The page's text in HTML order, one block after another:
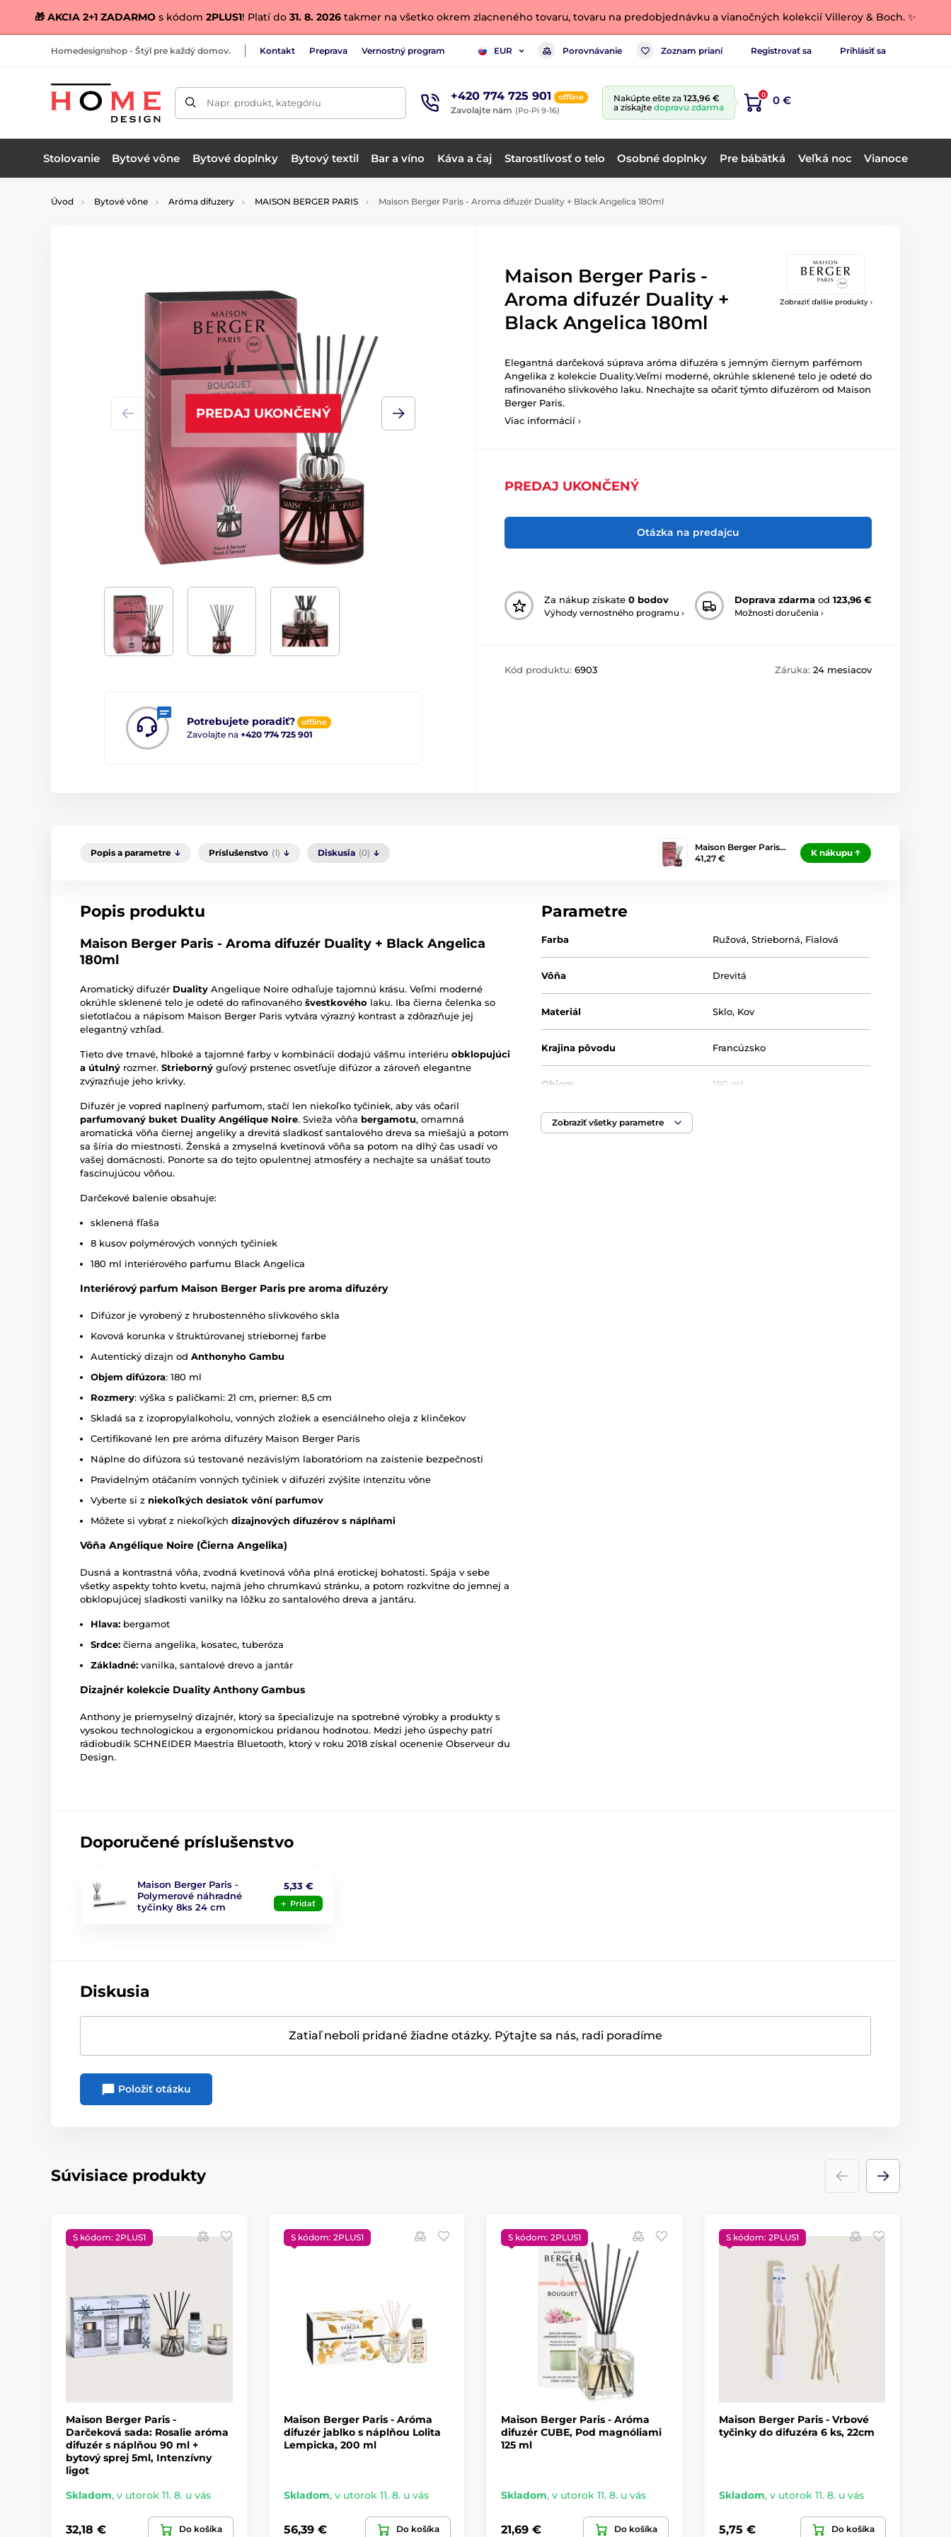
🎁 AKCIA 2+1 ZADARMO s kódom 2PLUS1! Platí do 31. 8. 2026 takmer na všetko okrem zlacneného tovaru, tovaru na predobjednávku a vianočných kolekcií Villeroy & Boch. ✨
Homedesignshop - Štýl pre každý domov. Kontakt Preprava Vernostný program EUR Porovnávanie Zoznam prianí Registrovať sa Prihlásiť sa
Napr. produkt, kategóriu +420 774 725 901 offline
Zavolajte nám (Po-Pi 9-16)
Nakúpte ešte za 123,96 €
a získajte dopravu zdarma
0 0 €
Stolovanie Bytové vône Bytové doplnky Bytový textil Bar a víno Káva a čaj Starostlivosť o telo Osobné doplnky Pre bábätká Veľká noc Vianoce
Úvod Bytové vône Aróma difuzery MAISON BERGER PARIS Maison Berger Paris - Aroma difuzér Duality + Black Angelica 180ml
Zobraziť ďalšie produkty ›
PREDAJ UKONČENÝ
Potrebujete poradiť? offline
Zavolajte na +420 774 725 901
Maison Berger Paris -
Aroma difuzér Duality +
Black Angelica 180ml
Elegantná darčeková súprava aróma difuzéra s jemným čiernym parfémom
Angelika z kolekcie Duality.Veľmi moderné, okrúhle sklenené telo je odeté do
rafinovaného slivkového laku. Nnechajte sa očariť týmto difuzérom od Maison
Berger Paris.
Viac informácií ›
PREDAJ UKONČENÝ
Otázka na predajcu
Za nákup získate 0 bodov
Výhody vernostného programu ›
Doprava zdarma od 123,96 €
Možnosti doručenia ›
Kód produktu: 6903 Záruka: 24 mesiacov
Popis a parametre Príslušenstvo (1) Diskusia (0)
Maison Berger Paris…
41,27 €
K nákupu
Popis produktu
Maison Berger Paris - Aroma difuzér Duality + Black Angelica
180ml
Aromatický difuzér Duality Angelique Noire odhaľuje tajomnú krásu. Veľmi moderné
okrúhle sklenené telo je odeté do rafinovaného švestkového laku. Iba čierna čelenka so
sieťotlačou a nápisom Maison Berger Paris vytvára výrazný kontrast a zdôrazňuje jej
elegantný vzhľad.
Tieto dve tmavé, hlboké a tajomné farby v kombinácii dodajú vášmu interiéru obklopujúci
a útulný rozmer. Strieborný guľový prstenec osvetľuje difúzor a zároveň elegantne
zvýrazňuje jeho krivky.
Difuzér je vopred naplnený parfumom, stačí len niekoľko tyčiniek, aby vás očaril
parfumovaný buket Duality Angélique Noire. Svieža vôňa bergamotu, omamná
aromatická vôňa čiernej angeliky a drevitá sladkosť santalového dreva sa miešajú a potom
sa šíria do miestnosti. Ženská a zmyselná kvetinová vôňa sa potom na dlhý čas usadí vo
vašej domácnosti. Ponorte sa do tejto opulentnej atmosféry a nechajte sa unášať touto
fascinujúcou vôňou.
Darčekové balenie obsahuje:
sklenená fľaša
8 kusov polymérových vonných tyčiniek
180 ml interiérového parfumu Black Angelica
Interiérový parfum Maison Berger Paris pre aroma difuzéry
Difúzor je vyrobený z hrubostenného slivkového skla
Kovová korunka v štruktúrovanej striebornej farbe
Autentický dizajn od Anthonyho Gambu
Objem difúzora: 180 ml
Rozmery: výška s paličkami: 21 cm, priemer: 8,5 cm
Skladá sa z izopropylalkoholu, vonných zložiek a esenciálneho oleja z klinčekov
Certifikované len pre aróma difuzéry Maison Berger Paris
Náplne do difúzora sú testované nezávislým laboratóriom na zaistenie bezpečnosti
Pravidelným otáčaním vonných tyčiniek v difuzéri zvýšite intenzitu vône
Vyberte si z niekoľkých desiatok vôní parfumov
Môžete si vybrať z niekoľkých dizajnových difuzérov s náplňami
Vôňa Angélique Noire (Čierna Angelika)
Dusná a kontrastná vôňa, zvodná kvetinová vôňa plná erotickej bohatosti. Spája v sebe
všetky aspekty tohto kvetu, najmä jeho chrumkavú stránku, a potom rozkvitne do jemnej a
obklopujúcej sladkosti vanilky na lôžku zo santalového dreva a jantáru.
Hlava: bergamot
Srdce: čierna angelika, kosatec, tuberóza
Základné: vanilka, santalové drevo a jantár
Dizajnér kolekcie Duality Anthony Gambus
Anthony je priemyselný dizajnér, ktorý sa špecializuje na spotrebné výrobky a produkty s
vysokou technologickou a ergonomickou pridanou hodnotou. Medzi jeho úspechy patrí
rádiobudík SCHNEIDER Maestria Bluetooth, ktorý v roku 2018 získal ocenenie Observeur du
Design.
Parametre
Farba Ružová,Strieborná, Fialová
Vôňa Drevitá
Materiál Sklo, Kov
Krajina pôvodu Francúzsko
Objem 180 ml
Originálny obal/balenie
Zobraziť všetky parametre
Doporučené príslušenstvo
Maison Berger Paris -
Polymerové náhradné
tyčinky 8ks 24 cm
5,33 €
Pridať
Diskusia
Zatiaľ neboli pridané žiadne otázky. Pýtajte sa nás, radi poradíme
Položiť otázku
Súvisiace produkty
S kódom: 2PLUS1
Maison Berger Paris -
Darčeková sada: Rosalie aróma
difuzér s náplňou 90 ml +
bytový sprej 5ml, Intenzívny
ligot
Skladom, v utorok 11. 8. u vás
32,18 € Do košíka
S kódom: 2PLUS1
Maison Berger Paris - Aróma
difuzér jablko s náplňou Lolita
Lempicka, 200 ml
Skladom, v utorok 11. 8. u vás
56,39 € Do košíka
S kódom: 2PLUS1
Maison Berger Paris - Aróma
difuzér CUBE, Pod magnóliami
125 ml
Skladom, v utorok 11. 8. u vás
21,69 € Do košíka
S kódom: 2PLUS1
Maison Berger Paris - Vrbové
tyčinky do difuzéra 6 ks, 22cm
Skladom, v utorok 11. 8. u vás
5,75 € Do košíka